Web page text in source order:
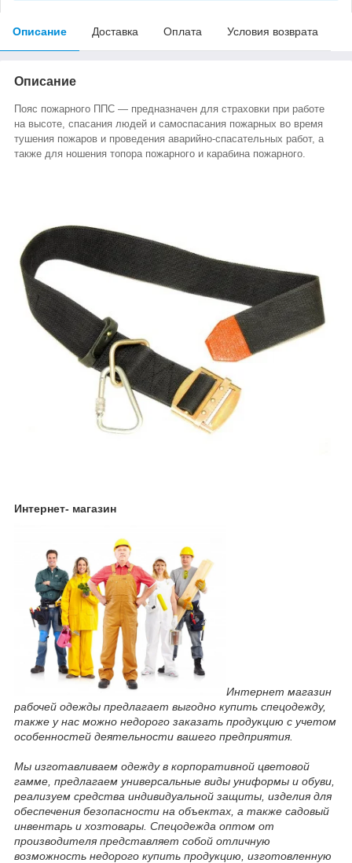
Описание Доставка Оплата Условия возврата
Описание
Пояс пожарного ППС ― предназначен для страховки при работе
на высоте, спасания людей и самоспасания пожарных во время
тушения пожаров и проведения аварийно-спасательных работ, а
также для ношения топора пожарного и карабина пожарного.
Интернет- магазин
Интернет магазин
рабочей одежды предлагает выгодно купить спецодежду,
также у нас можно недорого заказать продукцию с учетом
особенностей деятельности вашего предприятия.
Мы изготавливаем одежду в корпоративной цветовой
гамме, предлагаем универсальные виды униформы и обуви,
реализуем средства индивидуальной защиты, изделия для
обеспечения безопасности на объектах, а также садовый
инвентарь и хозтовары. Спецодежда оптом от
производителя представляет собой отличную
возможность недорого купить продукцию, изготовленную